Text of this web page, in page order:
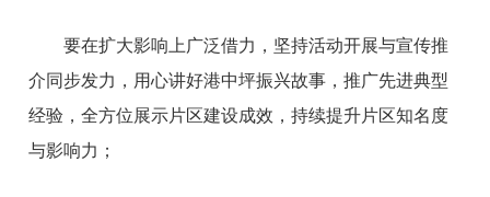
要在扩大影响上广泛借力，坚持活动开展与宣传推
介同步发力，用心讲好港中坪振兴故事，推广先进典型
经验，全方位展示片区建设成效，持续提升片区知名度
与影响力；